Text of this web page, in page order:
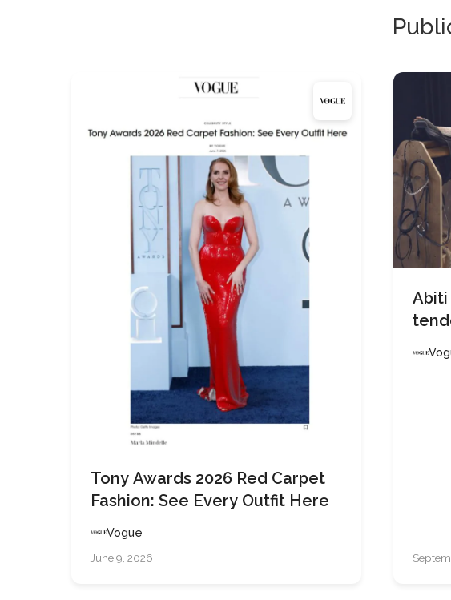
Tony Awards 2026 Red Carpet
Fashion: See Every Outfit Here
Vogue
June 9, 2026
Abiti